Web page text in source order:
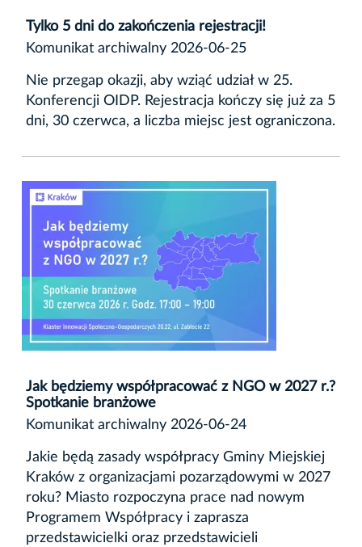
Tylko 5 dni do zakończenia rejestracji!
Komunikat archiwalny 2026-06-25
Nie przegap okazji, aby wziąć udział w 25.
Konferencji OIDP. Rejestracja kończy się już za 5
dni, 30 czerwca, a liczba miejsc jest ograniczona.
Jak będziemy współpracować z NGO w 2027 r.?
Spotkanie branżowe
Komunikat archiwalny 2026-06-24
Jakie będą zasady współpracy Gminy Miejskiej
Kraków z organizacjami pozarządowymi w 2027
roku? Miasto rozpoczyna prace nad nowym
Programem Współpracy i zaprasza
przedstawicielki oraz przedstawicieli